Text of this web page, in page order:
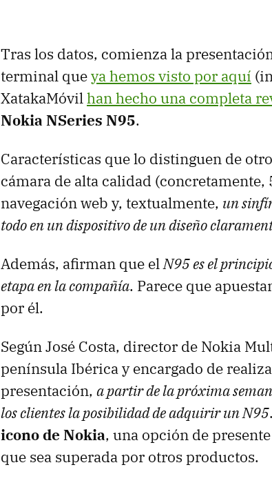
Tras los datos, comienza la
terminal queya hemos visto por aquí
XatakaMóvilhan hecho una completa
Nokia NSeries N95.
Características que lo distinguen de
cámara de alta calidad (concretamente,
navegación web y, textualmente, un
todo en un dispositivo de un diseño
Además, afirman que elN95 es el
etapa en la compañía. Parece que
por él.
Según José Costa, director de Nokia
península Ibérica y encargado de
presentación, a partir de la próxima
los clientes la posibilidad de adquirir un N95
icono de Nokia, una opción de
que sea superada por otros productos.